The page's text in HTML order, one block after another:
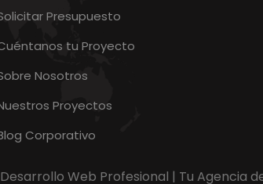
Presupuesto
tu Proyecto
Nosotros
Proyectos
Corporativo
Web Profesional | Tu Agencia